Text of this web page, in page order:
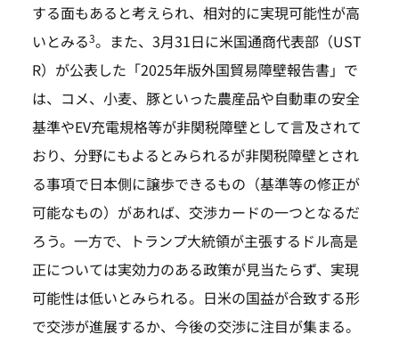
する面もあると考えられ、相対的に実現可能性が高
いとみる3。また、3月31日に米国通商代表部（UST
R）が公表した「2025年版外国貿易障壁報告書」で
は、コメ、小麦、豚といった農産品や自動車の安全
基準やEV充電規格等が非関税障壁として言及されて
おり、分野にもよるとみられるが非関税障壁とされ
る事項で日本側に譲歩できるもの（基準等の修正が
可能なもの）があれば、交渉カードの一つとなるだ
ろう。一方で、トランプ大統領が主張するドル高是
正については実効力のある政策が見当たらず、実現
可能性は低いとみられる。日米の国益が合致する形
で交渉が進展するか、今後の交渉に注目が集まる。